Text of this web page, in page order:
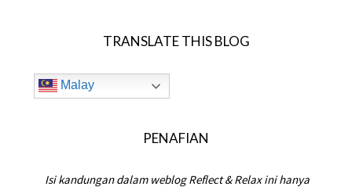
TRANSLATE THIS BLOG
Malay
PENAFIAN
Isi kandungan dalam weblog Reflect & Relax ini hanya